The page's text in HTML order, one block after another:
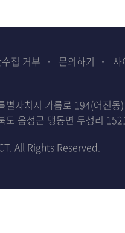
집 거부 문의하기 사
별자치시 가름로 194(어진동
도 음성군 맹동면 두성리
All Rights Reserved.